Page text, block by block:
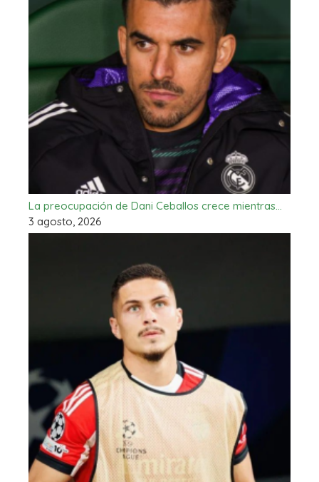
La preocupación de Dani Ceballos crece mientras…
3 agosto, 2026